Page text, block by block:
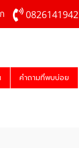
0826141942
คำถามที่พบบ่อย